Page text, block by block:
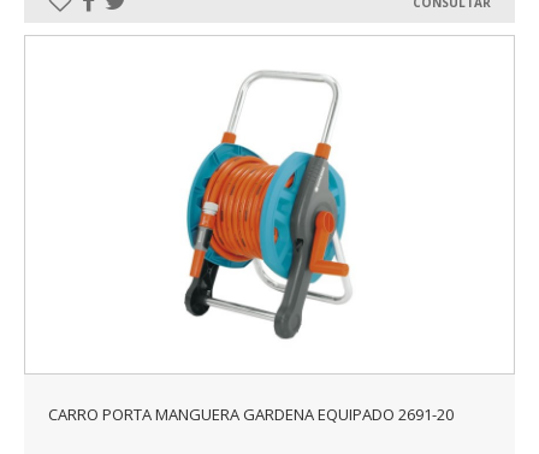
CARRO PORTA MANGUERA GARDENA EQUIPADO 2691-20